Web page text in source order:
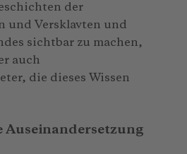
der
und Versklavten und
sichtbar zu machen,
auch
die dieses Wissen
Auseinandersetzung